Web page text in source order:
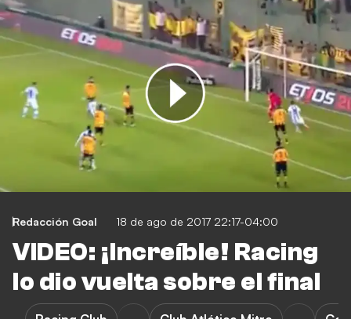
Redacción Goal 18 de ago de 2017 22:17-04:00
VIDEO: ¡Increíble! Racing
lo dio vuelta sobre el final